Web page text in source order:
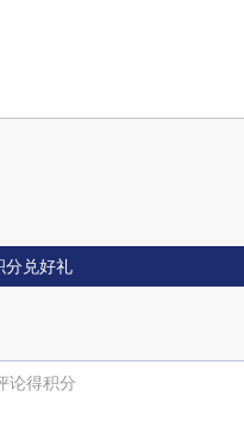
分兑好礼
论得积分